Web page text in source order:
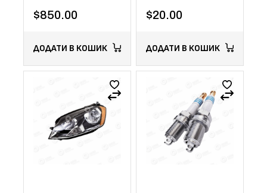
$850.00
ДОДАТИ В КОШИК
$20.00
ДОДАТИ В КОШИК